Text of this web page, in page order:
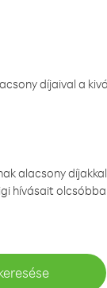
díjaival a
alacsony
hívásait